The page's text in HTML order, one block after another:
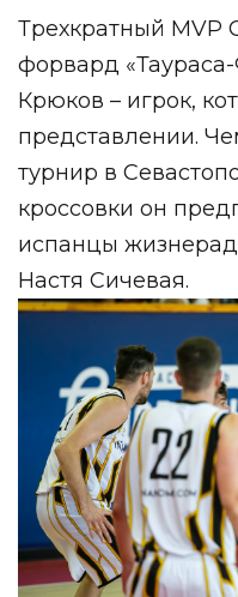
Трехкратный
форвард
Крюков – игрок,
представлении.
турнир в
кроссовки он
испанцы
Настя Сичевая.